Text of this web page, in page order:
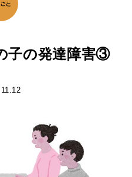
子の発達障害③